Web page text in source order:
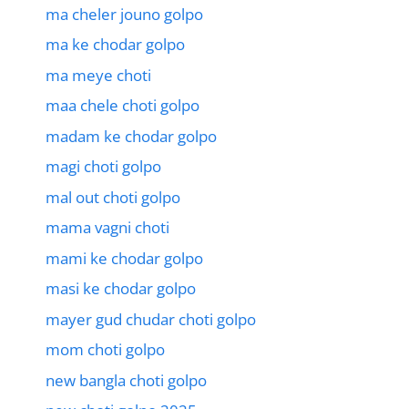
ma cheler jouno golpo
ma ke chodar golpo
ma meye choti
maa chele choti golpo
madam ke chodar golpo
magi choti golpo
mal out choti golpo
mama vagni choti
mami ke chodar golpo
masi ke chodar golpo
mayer gud chudar choti golpo
mom choti golpo
new bangla choti golpo